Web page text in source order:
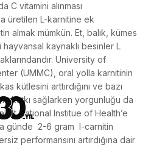
C vitamini alınması
üretilen L-karnitine ek
almak mümkün. Et, balık, kümes
kaynaklı besinler L
University of
(UMMC), oral yolla karnitinin
kütlesini arttırdığını ve bazı
katkı sağlarken yorgunluğu da
National Institue of Health’e
günde 2-6 gram l-carnitin
performansını artırdığına dair